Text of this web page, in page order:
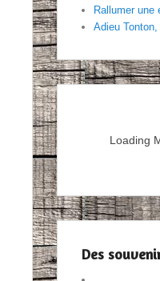
Rallumer une
Adieu
Loading
Des